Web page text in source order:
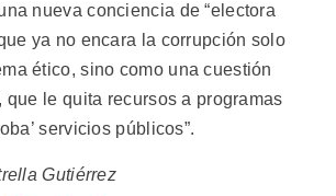
nueva conciencia de “electora
ya no encara la corrupción solo
ético, sino como una cuestión
que le quita recursos a programas
servicios públicos”.
Gutiérrez